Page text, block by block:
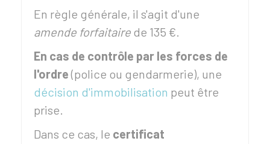
En règle générale, il s'agit d'une
amende forfaitaire de 135 €.
En cas de contrôle par les forces de
l'ordre(police ou gendarmerie), une
décision d'immobilisation peut être
prise.
Dans ce cas, le certificat